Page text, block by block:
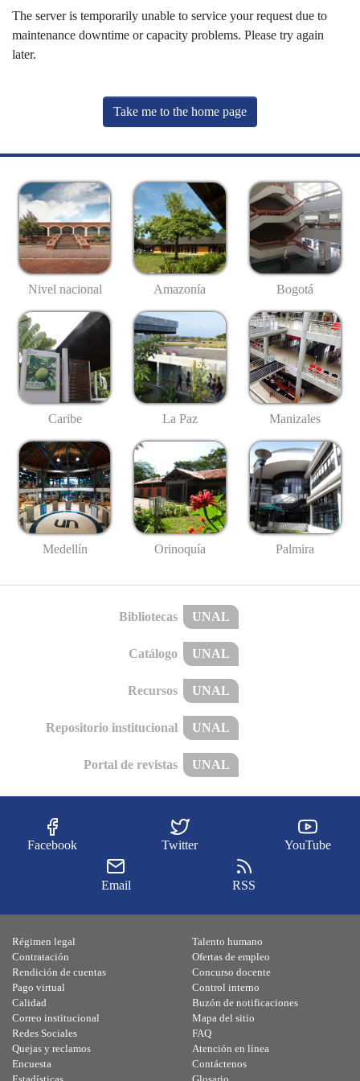
The server is temporarily unable to service your request due to
maintenance downtime or capacity problems. Please try again
later.
Take me to the home page
Nivel nacional Amazonía Bogotá
Caribe La Paz Manizales
Medellín Orinoquía Palmira
Bibliotecas UNAL
Catálogo UNAL
Recursos UNAL
Repositorio institucional UNAL
Portal de revistas UNAL
Facebook Twitter YouTube
Email RSS
Régimen legal
Contratación
Rendición de cuentas
Pago virtual
Calidad
Talento humano
Ofertas de empleo
Concurso docente
Control interno
Buzón de notificaciones
Correo institucional
Redes Sociales
Quejas y reclamos
Encuesta
Mapa del sitio
FAQ
Atención en línea
Contáctenos